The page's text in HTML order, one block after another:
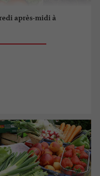
après-midi à